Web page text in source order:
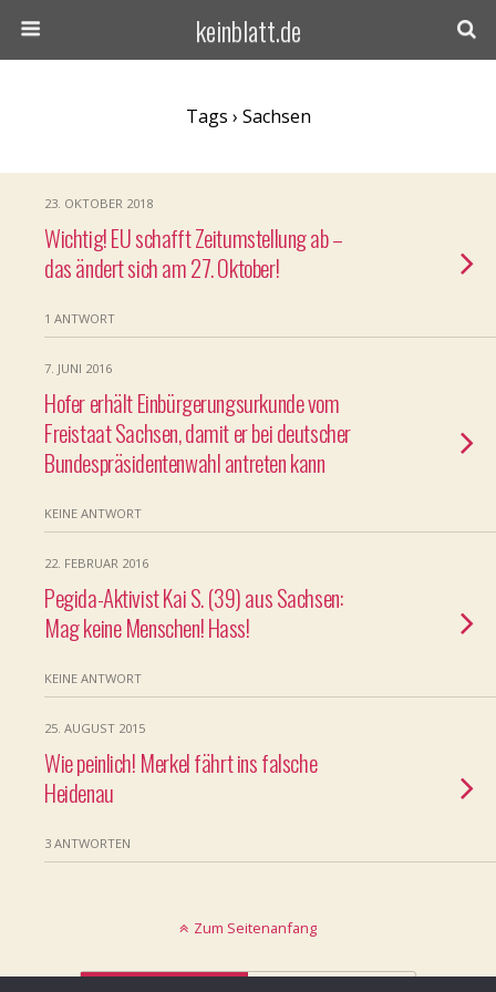
keinblatt.de
Tags › Sachsen
23. OKTOBER 2018
Wichtig! EU schafft Zeitumstellung ab –
das ändert sich am 27. Oktober!
1 ANTWORT
7. JUNI 2016
Hofer erhält Einbürgerungsurkunde vom
Freistaat Sachsen, damit er bei deutscher
Bundespräsidentenwahl antreten kann
KEINE ANTWORT
22. FEBRUAR 2016
Pegida-Aktivist Kai S. (39) aus Sachsen:
Mag keine Menschen! Hass!
KEINE ANTWORT
25. AUGUST 2015
Wie peinlich! Merkel fährt ins falsche
Heidenau
3 ANTWORTEN
Zum Seitenanfang
Mobil Desktop